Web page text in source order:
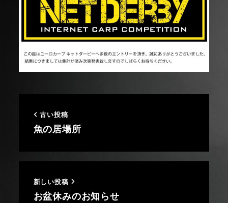
古い投稿
魚の居場所
新しい投稿
お盆休みのお知らせ